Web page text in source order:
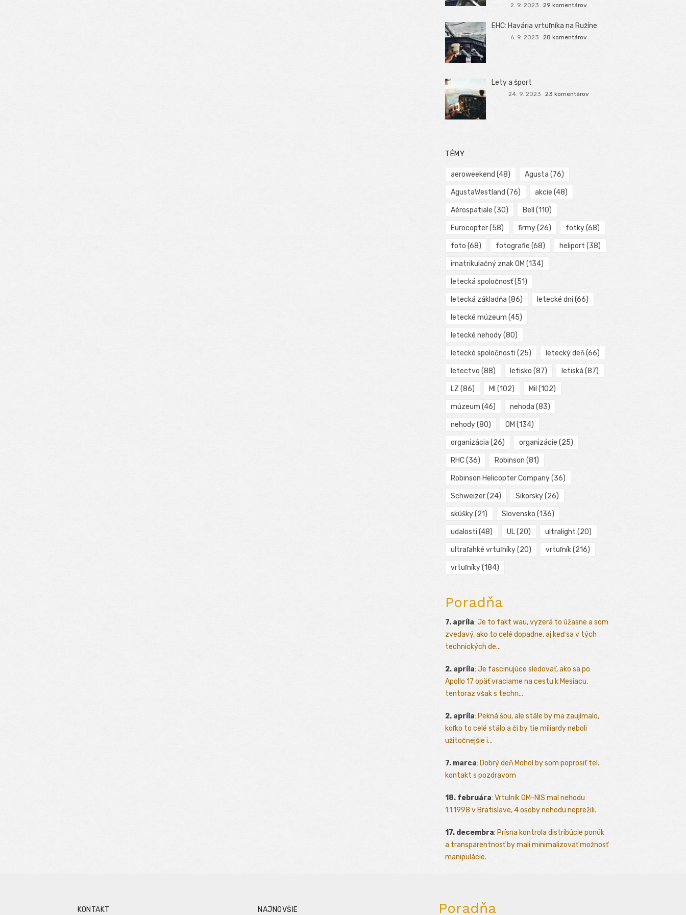
2. 9. 2023 29 komentárov
EHC: Havária vrtuľníka na Ružíne
6. 9. 2023 28 komentárov
Lety a šport
24. 9. 2023 23 komentárov
TÉMY
aeroweekend (48) Agusta (76)
AgustaWestland (76) akcie (48)
Aérospatiale (30) Bell (110)
Eurocopter(58) firmy(26) fotky(68)
foto (68) fotografie (68) heliport (38)
imatrikulačný znak OM (134)
letecká spoločnosť(51)
letecká základňa (86) letecké dni (66)
letecké múzeum (45)
letecké nehody(80)
letecké spoločnosti (25) letecký deň(66)
letectvo (88) letisko (87) letiská (87)
LZ (86) MI (102) Mil (102)
múzeum (46) nehoda (83)
nehody(80) OM (134)
organizácia (26) organizácie (25)
RHC(36) Robinson (81)
Robinson Helicopter Company(36)
Schweizer(24) Sikorsky(26)
skúšky(21) Slovensko (136)
udalosti (48) UL(20) ultralight (20)
ultraľahké vrtuľníky(20) vrtuľník(216)
vrtuľníky(184)
Poradňa
7. apríla: Je to fakt wau, vyzerá to úžasne a som
zvedavý, ako to celé dopadne, aj keď sa v tých
technických de...
2. apríla: Je fascinujúce sledovať, ako sa po
Apollo 17 opäť vraciame na cestu k Mesiacu,
tentoraz však s techn...
2. apríla: Pekná šou, ale stále by ma zaujímalo,
koľko to celé stálo a či by tie miliardy neboli
užitočnejšie i...
7. marca: Dobrý deň Mohol by som poprosiť tel.
kontakt s pozdravom
18. februára: Vrtulník OM-NIS mal nehodu
1.1.1998 v Bratislave, 4 osoby nehodu neprežili.
17. decembra: Prísna kontrola distribúcie ponúk
a transparentnosť by mali minimalizovať možnosť
manipulácie.
KONTAKT NAJNOVŠIE Poradňa